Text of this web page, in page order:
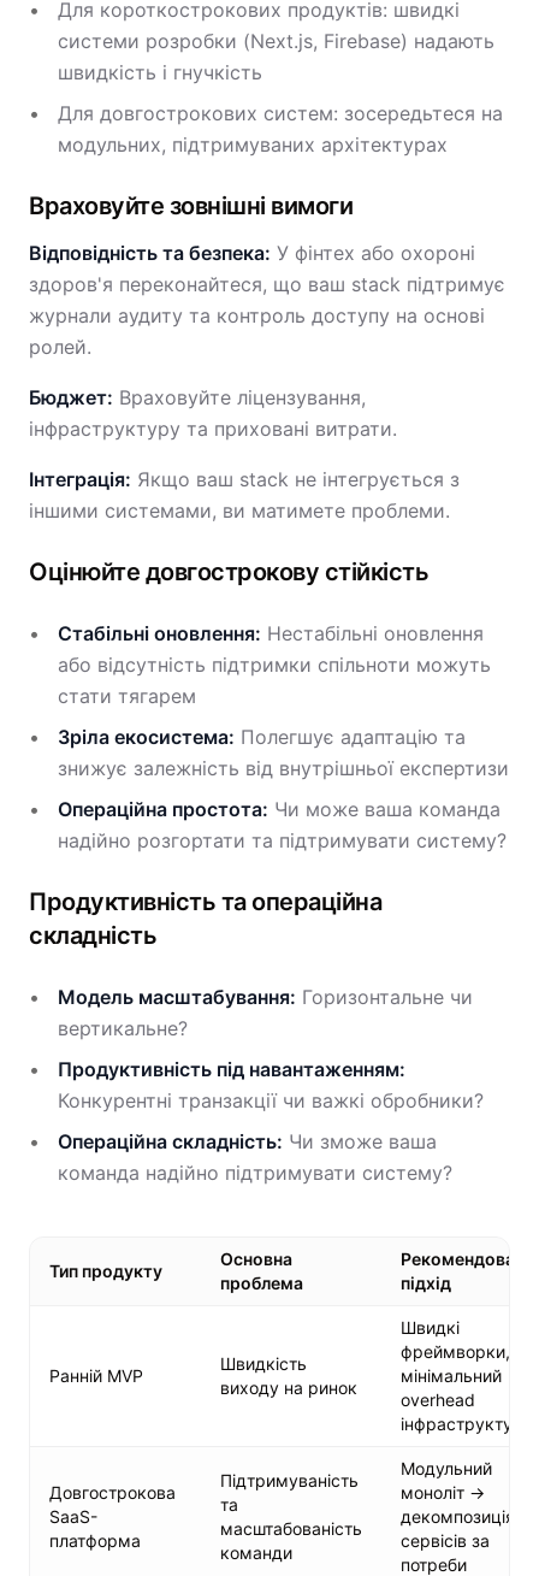
Для короткострокових продуктів: швидкі
системи розробки (Next.js, Firebase) надають
швидкість і гнучкість
Для довгострокових систем: зосередьтеся на
модульних, підтримуваних архітектурах
Враховуйте зовнішні вимоги
Відповідність та безпека: У фінтех або охороні
здоров'я переконайтеся, що ваш stack підтримує
журнали аудиту та контроль доступу на основі
ролей.
Бюджет: Враховуйте ліцензування,
інфраструктуру та приховані витрати.
Інтеграція: Якщо ваш stack не інтегрується з
іншими системами, ви матимете проблеми.
Оцінюйте довгострокову стійкість
Стабільні оновлення: Нестабільні оновлення
або відсутність підтримки спільноти можуть
стати тягарем
Зріла екосистема: Полегшує адаптацію та
знижує залежність від внутрішньої експертизи
Операційна простота: Чи може ваша команда
надійно розгортати та підтримувати систему?
Продуктивність та операційна
складність
Модель масштабування: Горизонтальне чи
вертикальне?
Продуктивність під навантаженням:
Конкурентні транзакції чи важкі обробники?
Операційна складність: Чи зможе ваша
команда надійно підтримувати систему?
Тип продукту
Основна
проблема
підхід
Ранній MVP
Швидкість
виходу на ринок
Швидкі
фреймворки,
мінімальний
overhead
інфраструктури
Довгострокова
SaaS-
платформа
Підтримуваність
та
масштабованість
команди
Модульний
моноліт →
декомпозиція
сервісів за
потреби